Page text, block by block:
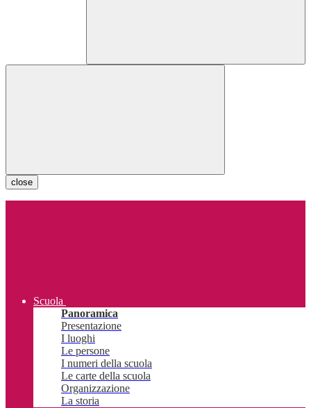
close
Scuola
Panoramica
Presentazione
I luoghi
Le persone
I numeri della scuola
Le carte della scuola
Organizzazione
La storia